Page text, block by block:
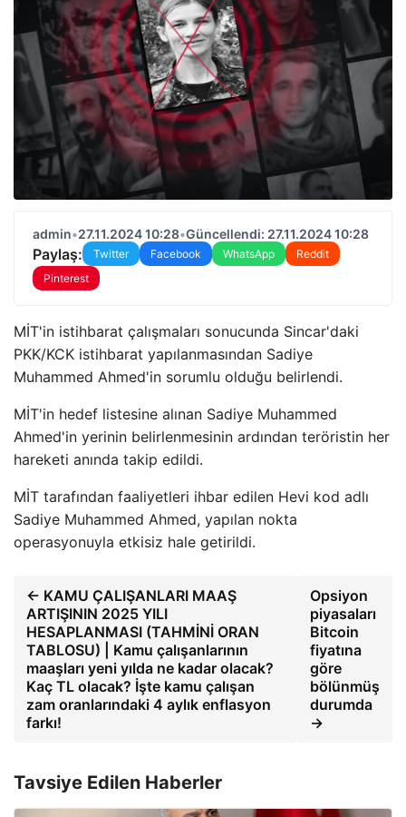
admin•27.11.2024 10:28•Güncellendi: 27.11.2024 10:28
Paylaş: Twitter Facebook WhatsApp
Reddit
Pinterest
MİT'in istihbarat çalışmaları sonucunda Sincar'daki
PKK/KCK istihbarat yapılanmasından Sadiye
Muhammed Ahmed'in sorumlu olduğu belirlendi.
MİT'in hedef listesine alınan Sadiye Muhammed
Ahmed'in yerinin belirlenmesinin ardından teröristin her
hareketi anında takip edildi.
MİT tarafından faaliyetleri ihbar edilen Hevi kod adlı
Sadiye Muhammed Ahmed, yapılan nokta
operasyonuyla etkisiz hale getirildi.
← KAMU ÇALIŞANLARI MAAŞ
ARTIŞININ 2025 YILI
HESAPLANMASI (TAHMİNİ ORAN
TABLOSU) | Kamu çalışanlarının
maaşları yeni yılda ne kadar olacak?
Kaç TL olacak? İşte kamu çalışan
zam oranlarındaki 4 aylık enflasyon
farkı!
Opsiyon
piyasaları
Bitcoin
fiyatına
göre
bölünmüş
durumda
→
Tavsiye Edilen Haberler